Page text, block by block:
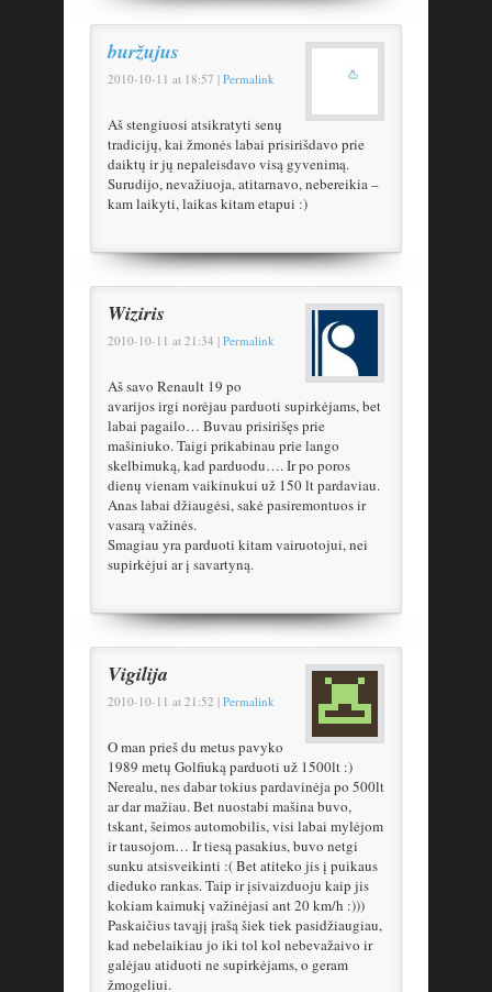
buržujus
2010-10-11 at 18:57 | Permalink
Aš stengiuosi atsikratyti senų
tradicijų, kai žmonės labai prisirišdavo prie
daiktų ir jų nepaleisdavo visą gyvenimą.
Surudijo, nevažiuoja, atitarnavo, nebereikia –
kam laikyti, laikas kitam etapui :)
Wiziris
2010-10-11 at 21:34 | Permalink
Aš savo Renault 19 po
avarijos irgi norėjau parduoti supirkėjams, bet
labai pagailo… Buvau prisirišęs prie
mašiniuko. Taigi prikabinau prie lango
skelbimuką, kad parduodu…. Ir po poros
dienų vienam vaikinukui už 150 lt pardaviau.
Anas labai džiaugėsi, sakė pasiremontuos ir
vasarą važinės.
Smagiau yra parduoti kitam vairuotojui, nei
supirkėjui ar į savartyną.
Vigilija
2010-10-11 at 21:52 | Permalink
O man prieš du metus pavyko
1989 metų Golfiuką parduoti už 1500lt :)
Nerealu, nes dabar tokius pardavinėja po 500lt
ar dar mažiau. Bet nuostabi mašina buvo,
tskant, šeimos automobilis, visi labai mylėjom
ir tausojom… Ir tiesą pasakius, buvo netgi
sunku atsisveikinti :( Bet atiteko jis į puikaus
dieduko rankas. Taip ir įsivaizduoju kaip jis
kokiam kaimukį važinėjasi ant 20 km/h :)))
Paskaičius tavąjį įrašą šiek tiek pasidžiaugiau,
kad nebelaikiau jo iki tol kol nebevažaivo ir
galėjau atiduoti ne supirkėjams, o geram
žmogeliui.